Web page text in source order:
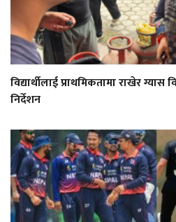
विद्यार्थीलाई प्राथमिकतामा राखेर ग्यास
निर्देशन